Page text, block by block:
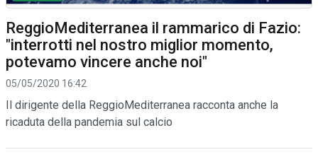
ReggioMediterranea il rammarico di Fazio:
"interrotti nel nostro miglior momento,
potevamo vincere anche noi"
05/05/2020 16:42
Il dirigente della ReggioMediterranea racconta anche la
ricaduta della pandemia sul calcio